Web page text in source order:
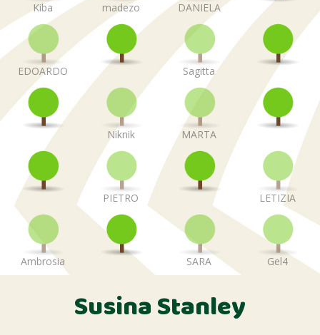
Kiba madezo DANIELA
EDOARDO Sagitta
Niknik MARTA
PIETRO LETIZIA
Ambrosia SARA Gel4
Susina Stanley